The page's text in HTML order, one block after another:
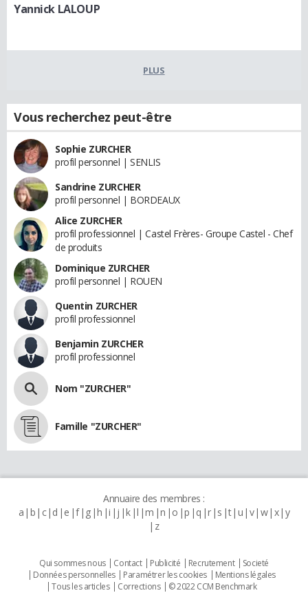
Yannick LALOUP
PLUS
Vous recherchez peut-être
Sophie ZURCHER
profil personnel | SENLIS
Sandrine ZURCHER
profil personnel | BORDEAUX
Alice ZURCHER
profil professionnel | Castel Frères- Groupe Castel - Chef
de produits
Dominique ZURCHER
profil personnel | ROUEN
Quentin ZURCHER
profil professionnel
Benjamin ZURCHER
profil professionnel
Nom "ZURCHER"
Famille "ZURCHER"
Annuaire des membres :
a b c d e f g h i j k l m n o p q r s t u v w x y
z
Qui sommes nous Contact Publicité Recrutement
Societé
Données personnelles
Paramétrer les cookies
Mentions légales
Tous les articles
Corrections © 2022 CCM Benchmark